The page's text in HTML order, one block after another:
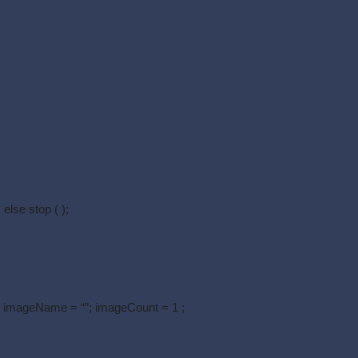
stop ( );
= “”; imageCount = 1 ;